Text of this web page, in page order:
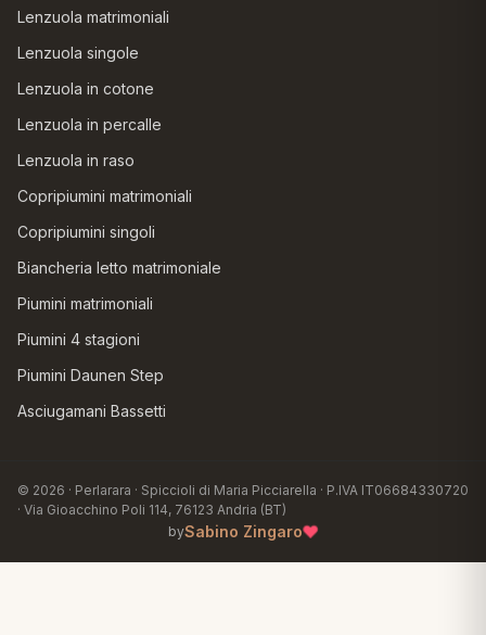
Lenzuola matrimoniali
Lenzuola singole
Lenzuola in cotone
Lenzuola in percalle
Lenzuola in raso
Copripiumini matrimoniali
Copripiumini singoli
Biancheria letto matrimoniale
Piumini matrimoniali
Piumini 4 stagioni
Piumini Daunen Step
Asciugamani Bassetti
© 2026 · Perlarara · Spiccioli di Maria Picciarella · P.IVA IT06684330720
· Via Gioacchino Poli 114, 76123 Andria (BT)
bySabino Zingaro♥